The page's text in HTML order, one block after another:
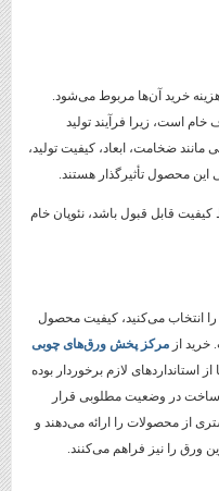
خرید آن‌ها مربوط می‌شود.
خام است، زیرا فرآیند تولید
مانند ضخامت، ابعاد، کیفیت تولید،
این محصول تأثیرگذار هستند.
قابل قبول باشد، نئوپان خام
انتخاب می‌کنید، کیفیت محصول
از مرکز پخش ورق‌های چوبی
استانداردهای لازم برخوردار بوده
ساخت در وضعیت مطلوبی قرار
از محصولات را ارائه می‌دهند و
ورق را نیز فراهم می‌کنند.